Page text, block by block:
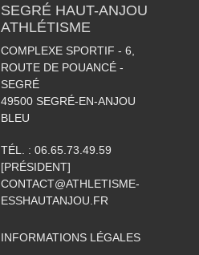
SEGRÉ HAUT-ANJOU
ATHLÉTISME
COMPLEXE SPORTIF - 6,
ROUTE DE POUANCÉ -
SEGRÉ
49500 SEGRÉ-EN-ANJOU
BLEU
TÉL. : 06.65.73.49.59
[PRÉSIDENT]
CONTACT@ATHLETISME-
ESSHAUTANJOU.FR
INFORMATIONS LÉGALES